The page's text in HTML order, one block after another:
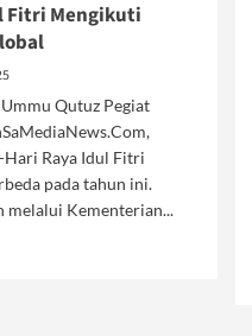
Fitri Mengikuti
Qutuz Pegiat
Hari Raya Idul Fitri
pada tahun ini.
melalui Kementerian...